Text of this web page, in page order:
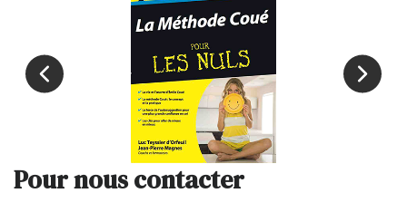
Pour nous contacter